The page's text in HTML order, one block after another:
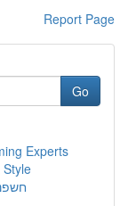
Report Page
Go
Experts